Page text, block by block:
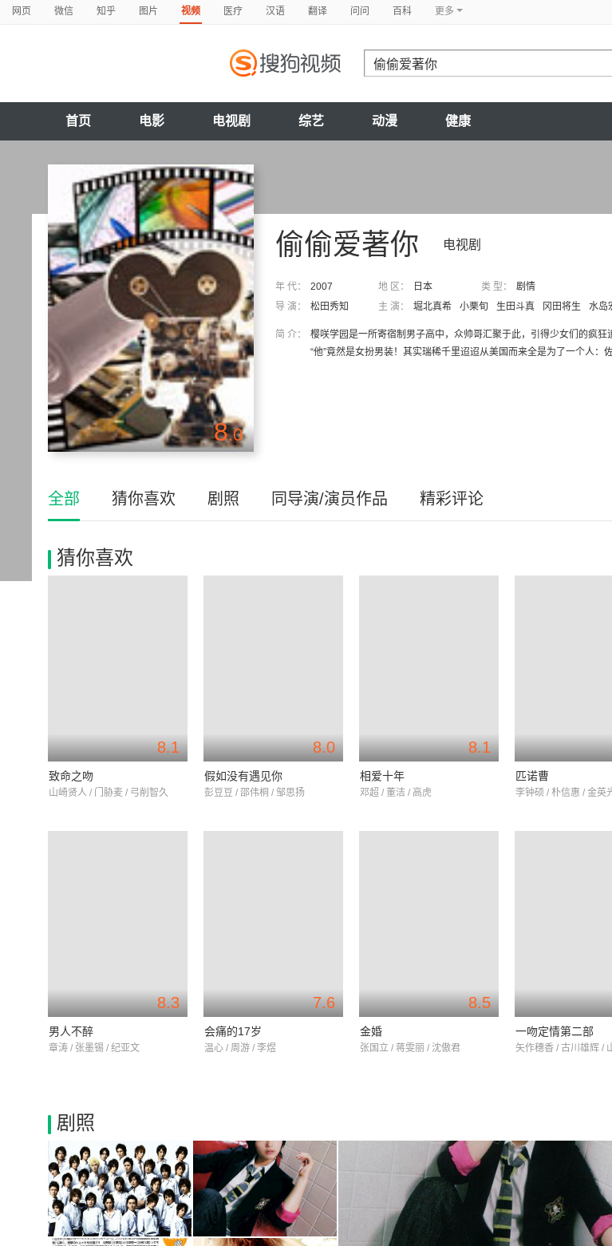
网页 微信 知乎 图片 视频 医疗 汉语 翻译 问问 百科 更多
首页 电影 电视剧 综艺 动漫 健康
8.0
电视剧
偷偷爱著你
年 代： 2007 地 区： 日本 类 型：
剧情
导 演：
松田秀知 主 演： 堀北真希 小栗旬 生田斗真 冈田将生 水岛
简 介：
樱咲学园是一所寄宿制男子高中，众帅哥汇聚于此，引得少女们的疯
“他”竟然是女扮男装！其实瑞稀千里迢迢从美国而来全是为了一个人：
全部 猜你喜欢 剧照 同导演/演员作品 精彩评论
猜你喜欢
8.1
致命之吻
山崎贤人 / 门胁麦 / 弓削智久
8.0
假如没有遇见你
彭豆豆 / 邵伟桐 / 邹思扬
8.1
相爱十年
邓超 / 董洁 / 高虎
匹诺曹
李钟硕 / 朴信惠 / 金英
8.3
男人不醉
章涛 / 张墨锡 / 纪亚文
7.6
会痛的17岁
温心 / 周游 / 李煜
8.5
金婚
张国立 / 蒋雯丽 / 沈傲君
一吻定情第二部
矢作穗香 / 古川雄辉 /
剧照